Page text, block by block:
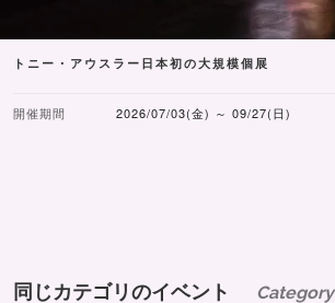
トニー・アウスラー日本初の大規模個展
開催期間 2026/07/03(金) ～ 09/27(日)
同じカテゴリのイベント Category